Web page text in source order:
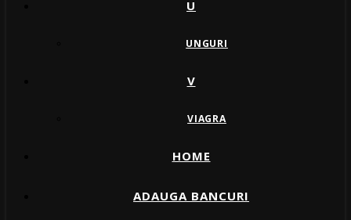
U
UNGURI
V
VIAGRA
HOME
ADAUGA BANCURI